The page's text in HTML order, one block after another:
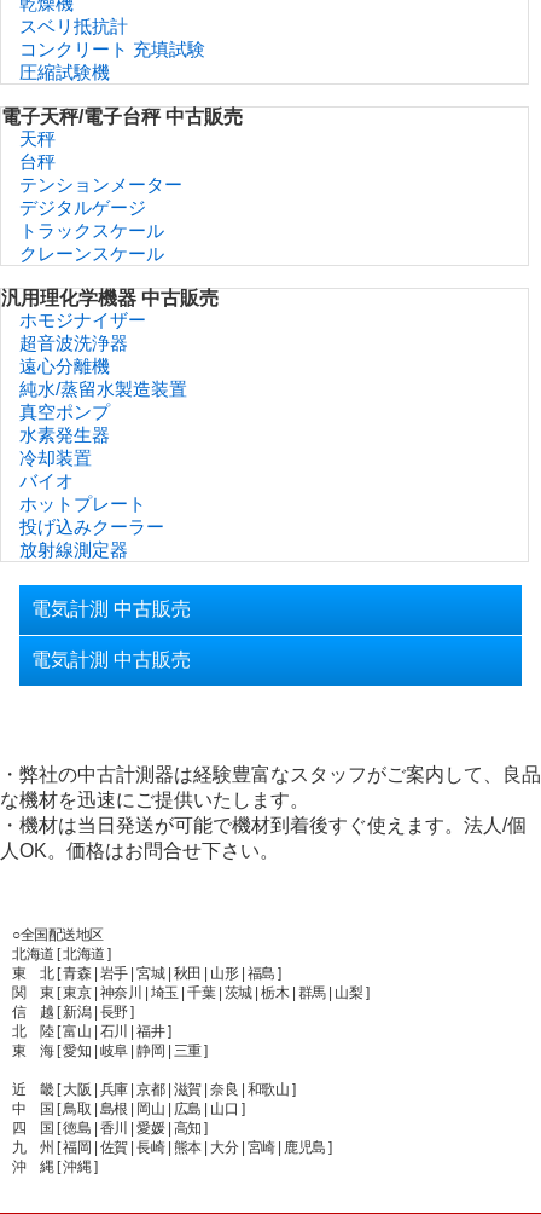
スベリ抵抗計
コンクリート 充填試験
圧縮試験機
電子天秤/電子台秤 中古販売
天秤
台秤
テンションメーター
デジタルゲージ
トラックスケール
クレーンスケール
汎用理化学機器 中古販売
ホモジナイザー
超音波洗浄器
遠心分離機
純水/蒸留水製造装置
真空ポンプ
水素発生器
冷却装置
バイオ
ホットプレート
投げ込みクーラー
放射線測定器
電気計測 中古販売
電気計測 中古販売
・弊社の中古計測器は経験豊富なスタッフがご案内して、良品
な機材を迅速にご提供いたします。
・機材は当日発送が可能で機材到着後すぐ使えます。法人/個
人OK。価格はお問合せ下さい。
○全国配送地区
北海道 [ 北海道 ]
東 北 [ 青森 | 岩手 | 宮城 | 秋田 | 山形 | 福島 ]
関 東 [ 東京 | 神奈川 | 埼玉 | 千葉 | 茨城 | 栃木 | 群馬 | 山梨 ]
信 越 [ 新潟 | 長野 ]
北 陸 [ 富山 | 石川 | 福井 ]
東 海 [ 愛知 | 岐阜 | 静岡 | 三重 ]
近 畿 [ 大阪 | 兵庫 | 京都 | 滋賀 | 奈良 | 和歌山 ]
中 国 [ 鳥取 | 島根 | 岡山 | 広島 | 山口 ]
四 国 [ 徳島 | 香川 | 愛媛 | 高知 ]
九 州 [ 福岡 | 佐賀 | 長崎 | 熊本 | 大分 | 宮崎 | 鹿児島 ]
沖 縄 [ 沖縄 ]